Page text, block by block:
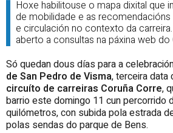
Hoxe habilitouse o mapa dixital que
de mobilidade e as
e circulación no contexto da
aberto a consultas na páxina web
Só quedan dous días para a
de San Pedro de Visma, terceira data
circuíto de carreiras Coruña Corre,
barrio este domingo 11 cun percorrido
quilómetros, con subida pola estrada
polas sendas do parque de Bens.